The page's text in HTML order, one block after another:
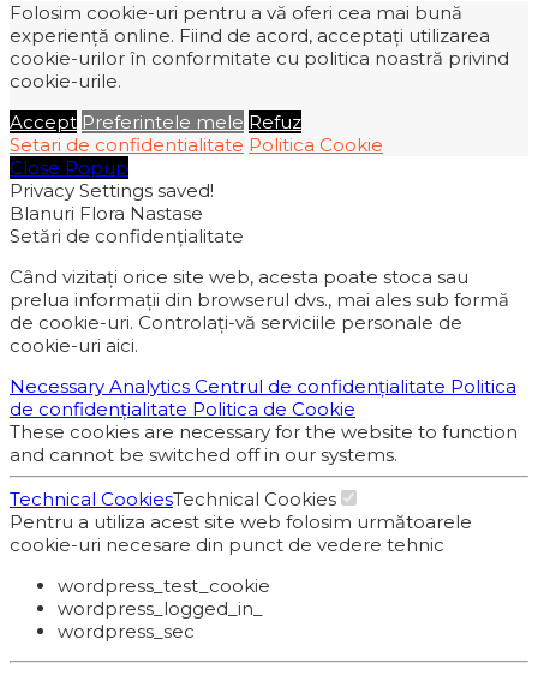
Folosim cookie-uri pentru a vă oferi cea mai bună
experiență online. Fiind de acord, acceptați utilizarea
cookie-urilor în conformitate cu politica noastră privind
cookie-urile.
Accept Preferintele mele Refuz
Setari de confidentialitate Politica Cookie
Close Popup
Privacy Settings saved!
Blanuri Flora Nastase
Setări de confidențialitate
Când vizitați orice site web, acesta poate stoca sau
prelua informații din browserul dvs., mai ales sub formă
de cookie-uri. Controlați-vă serviciile personale de
cookie-uri aici.
Necessary Analytics Centrul de confidențialitate Politica
de confidențialitate Politica de Cookie
These cookies are necessary for the website to function
and cannot be switched off in our systems.
Technical CookiesTechnical Cookies
Pentru a utiliza acest site web folosim următoarele
cookie-uri necesare din punct de vedere tehnic
wordpress_test_cookie
wordpress_logged_in_
wordpress_sec